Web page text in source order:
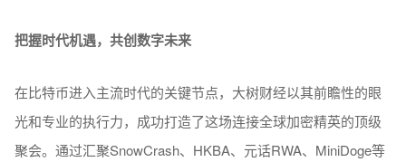
把握时代机遇，共创数字未来
在比特币进入主流时代的关键节点，大树财经以其前瞻性的眼
光和专业的执行力，成功打造了这场连接全球加密精英的顶级
聚会。通过汇聚SnowCrash、HKBA、元话RWA、MiniDoge等